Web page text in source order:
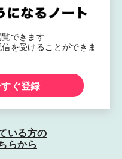
できます
を受けることができま
ぐ登録
いる方の
らから